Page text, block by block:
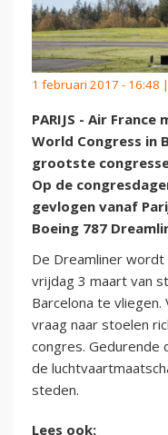
1 februari 2017 - 16:48
PARIJS - Air
World Congress in
grootste
Op de
gevlogen vanaf
Boeing 787
De Dreamliner
vrijdag 3 maart van
Barcelona te vliegen.
vraag naar stoelen
congres. Gedurende
de
steden.
Lees ook: